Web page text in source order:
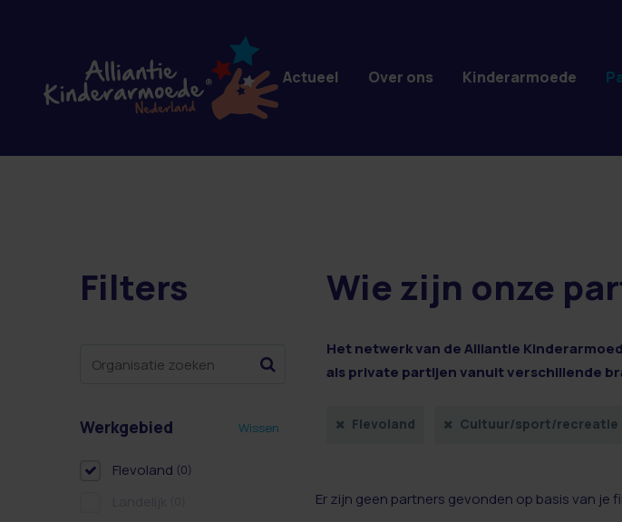
0 resultaten
Filters
Werkgebied Wissen
Flevoland (0)
Wie zijn onze
Het netwerk van de Alliantie
als private partijen vanuit verschillende
Flevoland Cultuur/sport/recreatie
Er zijn geen partners gevonden op basis van je
Actueel Over ons Kinderarmoede